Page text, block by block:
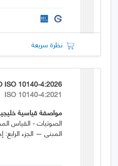
نظرة سريعة
ISO 10140-4:2026
ISO 10140-4:2021
مواصفة قياسية
الصوتيات - القياس
المبنى — الجزء